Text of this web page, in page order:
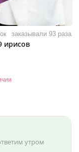
заказывали 93 раза
ирисов
утром